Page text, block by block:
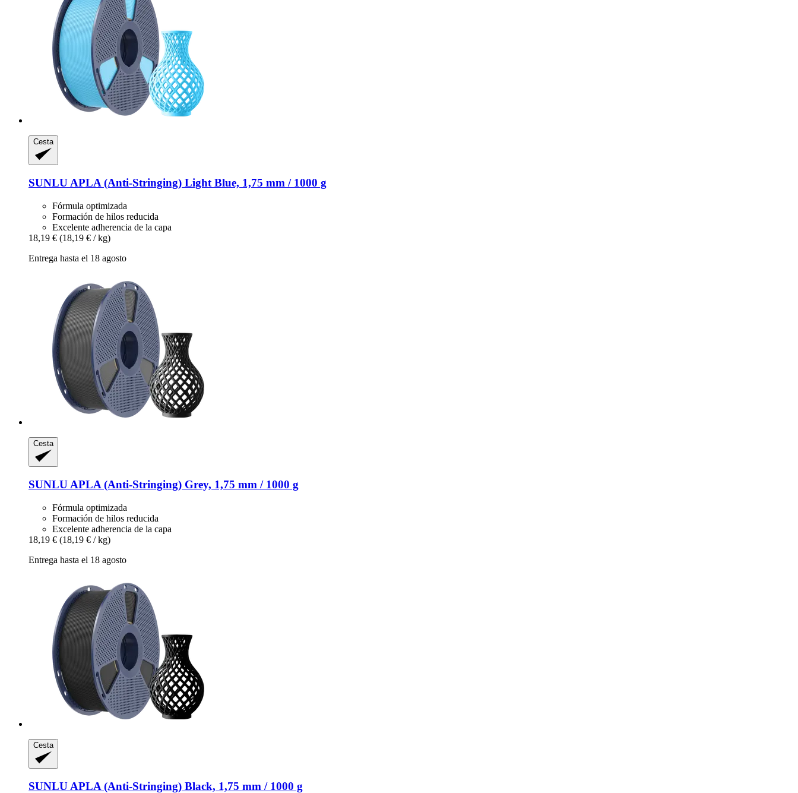
Cesta
SUNLU APLA (Anti-​Stringing) Light Blue, 1,75 mm / 1000 g
Fórmula optimizada
Formación de hilos reducida
Excelente adherencia de la capa
18,19 € (18,19 € / kg)
Entrega hasta el 18 agosto
Cesta
SUNLU APLA (Anti-​Stringing) Grey, 1,75 mm / 1000 g
Fórmula optimizada
Formación de hilos reducida
Excelente adherencia de la capa
18,19 € (18,19 € / kg)
Entrega hasta el 18 agosto
Cesta
SUNLU APLA (Anti-​Stringing) Black, 1,75 mm / 1000 g